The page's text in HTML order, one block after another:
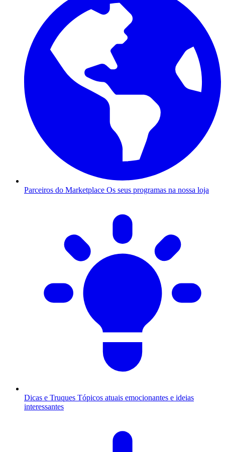
Parceiros do Marketplace Os seus programas na nossa loja
Dicas e Truques Tópicos atuais emocionantes e ideias
interessantes